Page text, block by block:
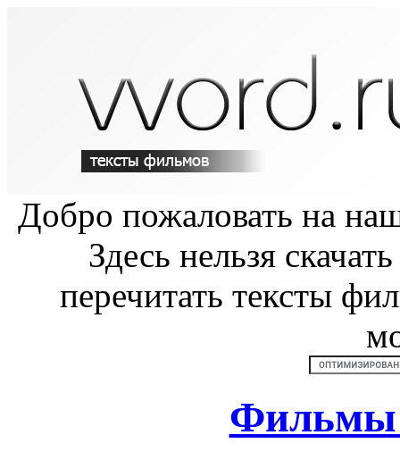
Добро пожаловать на
Здесь нельзя
перечитать тексты
Фильмы